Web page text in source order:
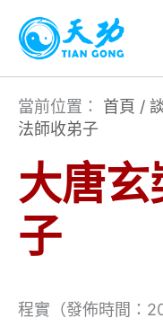
主
當前位置： 首頁 /
法師收弟子
大唐
子
程實（發佈時間：